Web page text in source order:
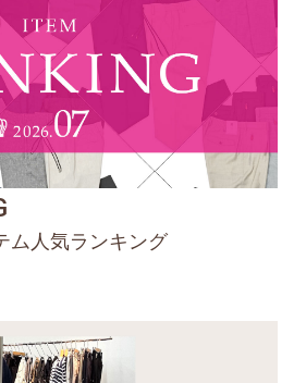
ム人気ランキング